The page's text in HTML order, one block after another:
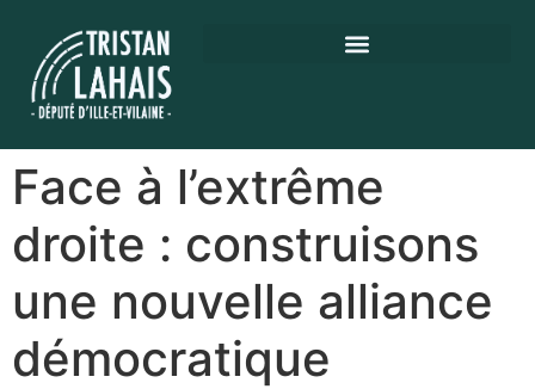
Face à l’extrême
droite : construisons
une nouvelle alliance
démocratique